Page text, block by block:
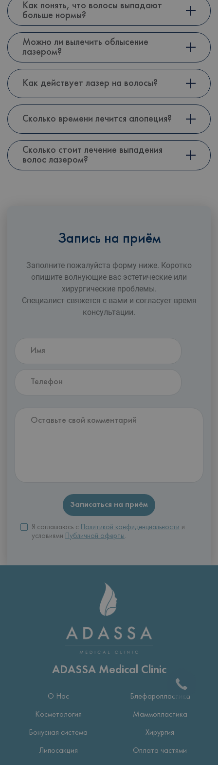
Как понять, что волосы выпадают
больше нормы?
Можно ли вылечить облысение
лазером?
Как действует лазер на волосы?
Сколько времени лечится алопеция?
Сколько стоит лечение выпадения
волос лазером?
Запись на приём
Заполните пожалуйста форму ниже. Коротко
опишите волнующие вас эстетические или
xирургические проблемы.
Специалист свяжется с вами и согласует время
консультации.
Я соглашаюсь с Политикой конфиденциальности и
условиями
Публичной оферты.
ADASSA Medical Clinic
О Нас Блефаропластика
Косметология Маммопластика
Бонусная система Хирургия
Липосакция Оплата частями